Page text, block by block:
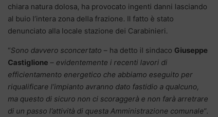
chiara natura dolosa, ha provocato ingenti danni lasciando
al buio l’intera zona della frazione. Il fatto è stato
denunciato alla locale stazione dei Carabinieri.
“Sono davvero sconcertato – ha detto il sindaco Giuseppe
Castiglione – evidentemente i recenti lavori di
efficientamento energetico che abbiamo eseguito per
riqualificare l’impianto avranno dato fastidio a qualcuno,
ma questo di sicuro non ci scoraggerà e non farà arretrare
di un passo l’attività di questa Amministrazione comunale“.